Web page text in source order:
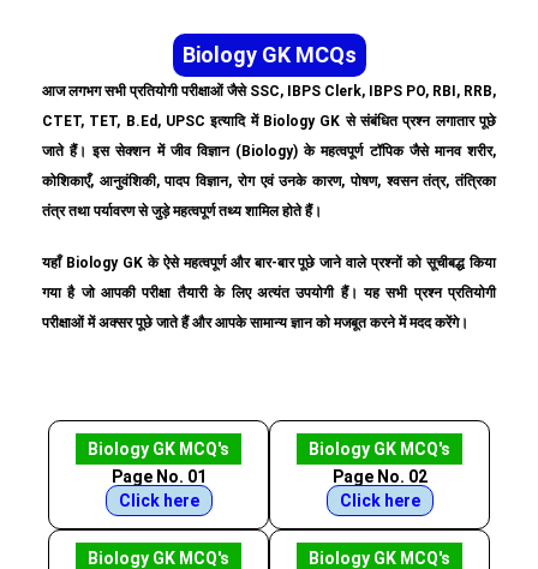
Biology GK MCQs
आज लगभग सभी प्रतियोगी परीक्षाओं जैसे SSC, IBPS Clerk, IBPS PO, RBI, RRB,
CTET, TET, B.Ed, UPSC इत्यादि में Biology GK से संबंधित प्रश्न लगातार पूछे
जाते हैं। इस सेक्शन में जीव विज्ञान (Biology) के महत्वपूर्ण टॉपिक जैसे मानव शरीर,
कोशिकाएँ, आनुवंशिकी, पादप विज्ञान, रोग एवं उनके कारण, पोषण, श्वसन तंत्र, तंत्रिका
तंत्र तथा पर्यावरण से जुड़े महत्वपूर्ण तथ्य शामिल होते हैं।
यहाँ Biology GK के ऐसे महत्वपूर्ण और बार-बार पूछे जाने वाले प्रश्नों को सूचीबद्ध किया
गया है जो आपकी परीक्षा तैयारी के लिए अत्यंत उपयोगी हैं। यह सभी प्रश्न प्रतियोगी
परीक्षाओं में अक्सर पूछे जाते हैं और आपके सामान्य ज्ञान को मजबूत करने में मदद करेंगे।
Biology GK MCQ's
Page No. 01
Click here
Biology GK MCQ's
Page No. 02
Click here
Biology GK MCQ's
Biology GK MCQ's